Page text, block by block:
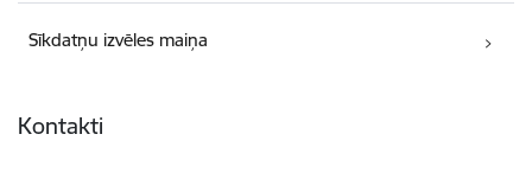
Sīkdatņu izvēles maiņa
Kontakti